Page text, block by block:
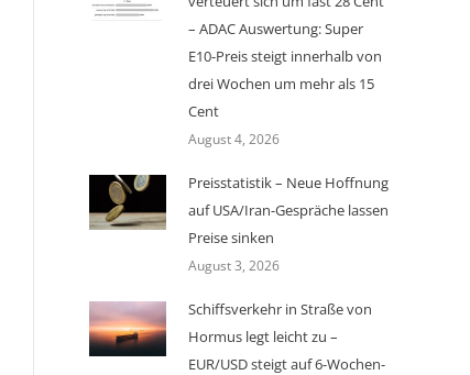
– ADAC Auswertung: Super
E10-Preis steigt innerhalb von
drei Wochen um mehr als 15
Cent
August 4, 2026
Preisstatistik – Neue Hoffnung
auf USA/Iran-Gespräche lassen
Preise sinken
August 3, 2026
Schiffsverkehr in Straße von
Hormus legt leicht zu –
EUR/USD steigt auf 6-Wochen-